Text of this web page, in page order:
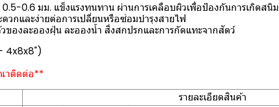
0.6 มม. แข็งแรงทนทาน ผ่านการเคลือบผิวเพื่อป้องกันการเกิดสนิม
วกและง่ายต่อการเปลี่ยนหรือซ่อมบำรุงสายไฟ
ของละอองฝุ่น ละอองน้ำ สิ่งสกปรกและการกัดแทะจากสัตว์
4x8x8")
าติดต่อ**
รายละเอียดสินค้า